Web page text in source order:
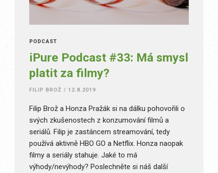
PODCAST
iPure Podcast #33: Má smysl
platit za filmy?
FILIP BROŽ / 12.8.2019
Filip Brož a Honza Pražák si na dálku pohovořili o
svých zkušenostech z konzumování filmů a
seriálů. Filip je zastáncem streamování, tedy
používá aktivně HBO GO a Netflix. Honza naopak
filmy a seriály stahuje. Jaké to má
výhody/nevýhody? Poslechněte si náš další